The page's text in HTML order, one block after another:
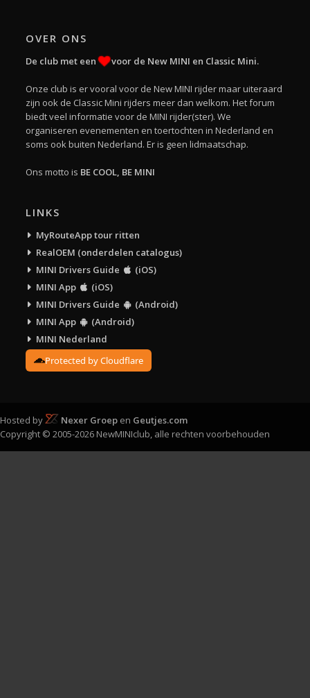
OVER ONS
De club met een voor de New MINI en Classic Mini.
Onze club is er vooral voor de New MINI rijder maar uiteraard
zijn ook de Classic Mini rijders meer dan welkom. Het forum
biedt veel informatie voor de MINI rijder(ster). We
organiseren evenementen en toertochten in Nederland en
soms ook buiten Nederland. Er is geen lidmaatschap.
Ons motto is BE COOL, BE MINI
LINKS
MyRouteApp tour ritten
RealOEM (onderdelen catalogus)
MINI Drivers Guide
(iOS)
MINI App
(iOS)
MINI Drivers Guide
(Android)
MINI App
(Android)
MINI Nederland
Protected by Cloudflare
Hosted by Nexer Groep en Geutjes.com
Copyright © 2005-2026 NewMINIclub, alle rechten voorbehouden